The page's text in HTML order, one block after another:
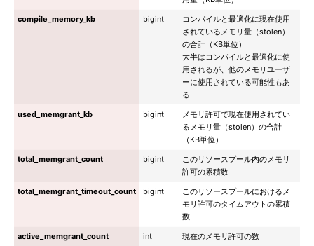
compile_memory_kb
bigint
コンパイルと最適化に現在使用
されているメモリ量（stolen）
の合計（KB単位）
大半はコンパイルと最適化に使
用されるが、他のメモリユーザ
ーに使用されている可能性もあ
る
used_memgrant_kb
bigint
メモリ許可で現在使用されてい
るメモリ量（stolen）の合計
（KB単位）
total_memgrant_count
bigint
このリソースプール内のメモリ
許可の累積数
total_memgrant_timeout_count
bigint
このリソースプールにおけるメ
モリ許可のタイムアウトの累積
数
active_memgrant_count
int
現在のメモリ許可の数